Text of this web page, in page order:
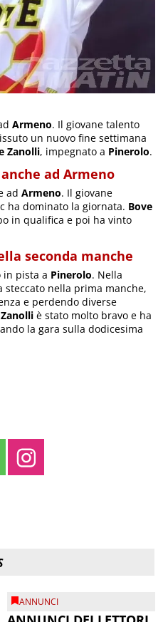
Armeno. Il giovane talento
un nuovo fine settimana
Zanolli, impegnato a Pinerolo.
ad Armeno
adArmeno. Il giovane
ha dominato la giornata. Bove
in qualifica e poi ha vinto
seconda manche
in pista a Pinerolo. Nella
steccato nella prima manche,
e perdendo diverse
Zanolli è stato molto bravo e ha
la gara sulla dodicesima
ANNUNCI